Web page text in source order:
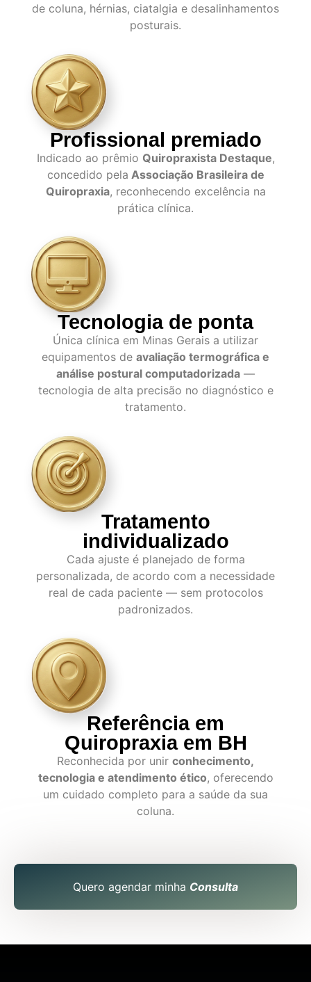
de coluna, hérnias, ciatalgia e desalinhamentos
posturais.
Profissional premiado
Indicado ao prêmio Quiropraxista Destaque,
concedido pela Associação Brasileira de
Quiropraxia, reconhecendo excelência na
prática clínica.
Tecnologia de ponta
Única clínica em Minas Gerais a utilizar
equipamentos de avaliação termográfica e
análise postural computadorizada —
tecnologia de alta precisão no diagnóstico e
tratamento.
Tratamento
individualizado
Cada ajuste é planejado de forma
personalizada, de acordo com a necessidade
real de cada paciente — sem protocolos
padronizados.
Referência em
Quiropraxia em BH
Reconhecida por unir conhecimento,
tecnologia e atendimento ético, oferecendo
um cuidado completo para a saúde da sua
coluna.
Quero agendar minha Consulta